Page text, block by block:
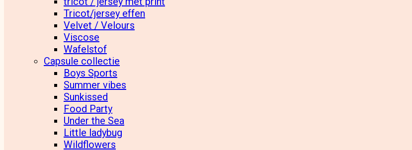
Tricot/jersey effen
Velvet / Velours
Viscose
Wafelstof
Capsule collectie
Boys Sports
Summer vibes
Sunkissed
Food Party
Under the Sea
Little ladybug
Wildflowers